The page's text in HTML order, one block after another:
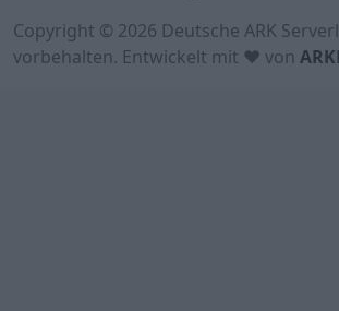
Copyright © 2026 Deutsche ARK
vorbehalten. Entwickelt mit ♥ von ARK